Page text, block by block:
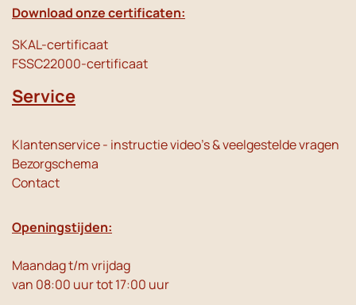
Download onze certificaten:
SKAL-certificaat
FSSC22000-certificaat
Service
Klantenservice - instructie video's & veelgestelde vragen
Bezorgschema
Contact
Openingstijden:
Maandag t/m vrijdag
van 08:00 uur tot 17:00 uur